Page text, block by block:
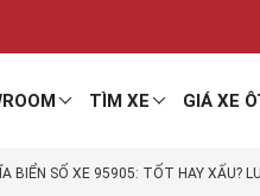
TÌM XE GIÁ XE
BIỂN SỐ XE 95905: TỐT HAY XẤU?